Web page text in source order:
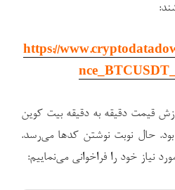
https://
قیمت دقیقه به دقیقه بیت کوین
بود. حال نوبت نوشتن کدها می‌رسد.
نیاز خود را فراخوانی می‌نماییم: